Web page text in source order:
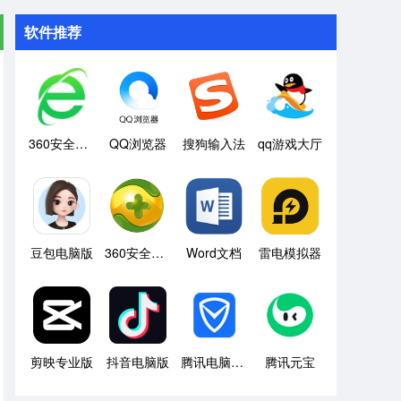
软件推荐
360安全浏览器 QQ浏览器 搜狗输入法 qq游戏大厅
豆包电脑版 360安全卫士 Word文档 雷电模拟器
剪映专业版 抖音电脑版 腾讯电脑管家 腾讯元宝